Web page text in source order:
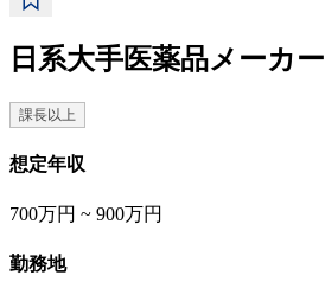
日系大手医薬品メーカー
課長以上
想定年収
700万円 ~ 900万円
勤務地